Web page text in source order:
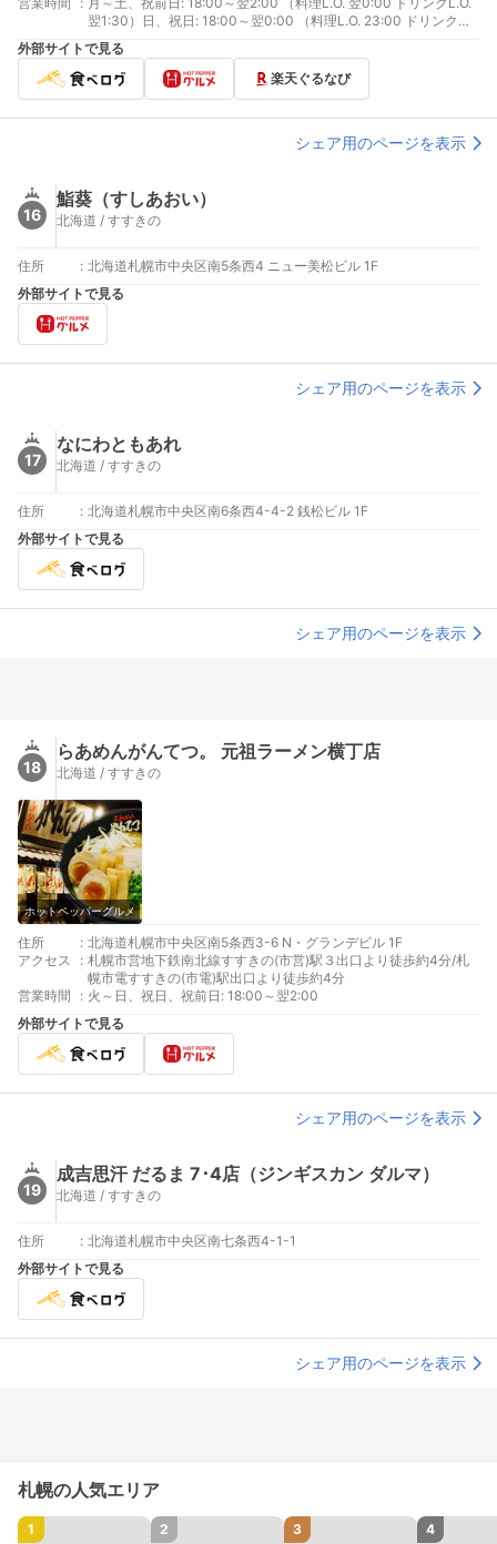
翌1:30）日、祝日: 18:00～翌0:00 （料理L.O. 23:00 ドリンク
L.O. 23:30）
外部サイトで見る
楽天ぐるなび
シェア用のページを表示
16
鮨葵（すしあおい）
北海道 / すすきの
住所 : 北海道札幌市中央区南5条西4 ニュー美松ビル 1F
外部サイトで見る
シェア用のページを表示
17
なにわともあれ
北海道 / すすきの
住所 : 北海道札幌市中央区南6条西4-4-2 銭松ビル 1F
外部サイトで見る
シェア用のページを表示
18
らあめんがんてつ。 元祖ラーメン横丁店
北海道 / すすきの
ホットペッパーグルメ
住所 : 北海道札幌市中央区南5条西3-6 N・グランデビル 1F
アクセス
: 札幌市営地下鉄南北線すすきの(市営)駅３出口より徒歩約4分/札
幌市電すすきの(市電)駅出口より徒歩約4分
営業時間
: 火～日、祝日、祝前日: 18:00～翌2:00
外部サイトで見る
シェア用のページを表示
19
成吉思汗 だるま 7･4店（ジンギスカン ダルマ）
北海道 / すすきの
住所 : 北海道札幌市中央区南七条西4-1-1
外部サイトで見る
シェア用のページを表示
札幌の人気エリア
1 2 3 4